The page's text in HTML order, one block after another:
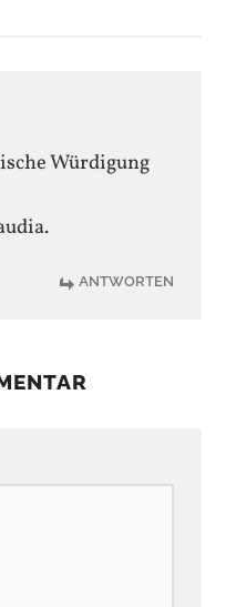
Würdigung
ANTWORTEN